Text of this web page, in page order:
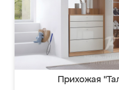
Прихожая